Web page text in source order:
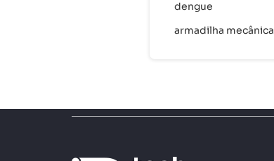
dengue
armadilha mecânica